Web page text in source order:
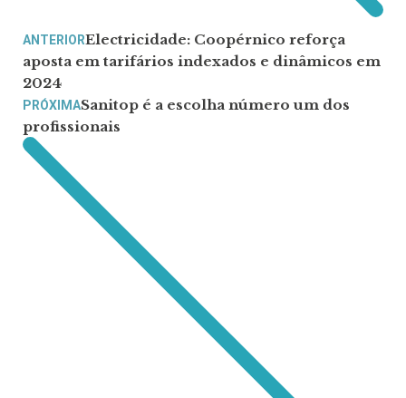
ANTERIORElectricidade: Coopérnico reforça
aposta em tarifários indexados e dinâmicos em
2024
PRÓXIMASanitop é a escolha número um dos
profissionais